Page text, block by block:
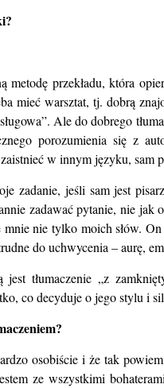
metodę przekładu, która
mieć warsztat, tj. dobrą
Ale do dobrego
porozumienia się z
w innym języku, sam
zadanie, jeśli sam jest
zadawać pytanie, nie
nie tylko moich słów.
do uchwycenia – aurę,
jest tłumaczenie „z
co decyduje o jego stylu i
osobiście i że tak
ze wszystkimi